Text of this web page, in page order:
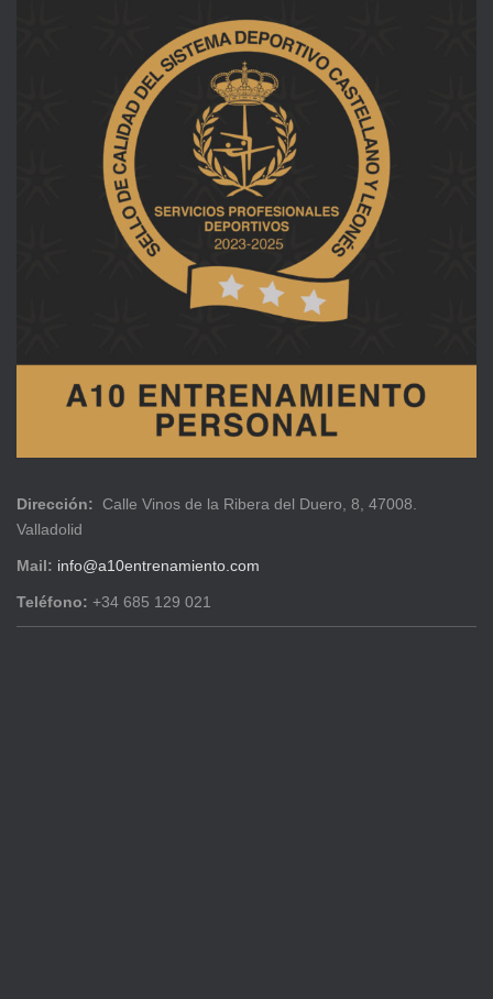
Dirección: Calle Vinos de la Ribera del Duero, 8, 47008.
Valladolid
Mail: info@a10entrenamiento.com
Teléfono: +34 685 129 021